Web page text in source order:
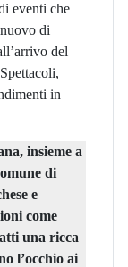
eventi che
di
del
in
, insieme a
di
e
come
una ricca
l’occhio ai